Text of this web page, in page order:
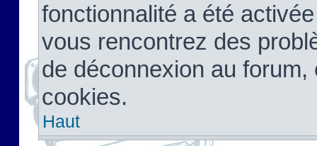
fonctionnalité a été
vous rencontrez des
de déconnexion au
cookies.
Haut